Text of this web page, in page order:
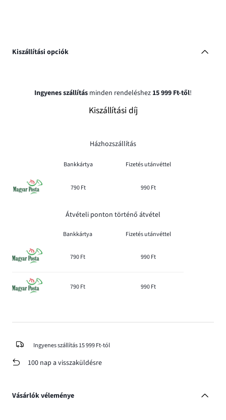
Kiszállítási opciók
Ingyenes szállítás minden rendeléshez 15 999 Ft-től!
Kiszállítási díj
Házhozszállítás
Bankkártya Fizetés utánvéttel
790 Ft 990 Ft
Átvételi ponton történő átvétel
Bankkártya Fizetés utánvéttel
790 Ft 990 Ft
790 Ft 990 Ft
Ingyenes szállítás 15 999 Ft-tól
100 nap a visszaküldésre
Vásárlók véleménye